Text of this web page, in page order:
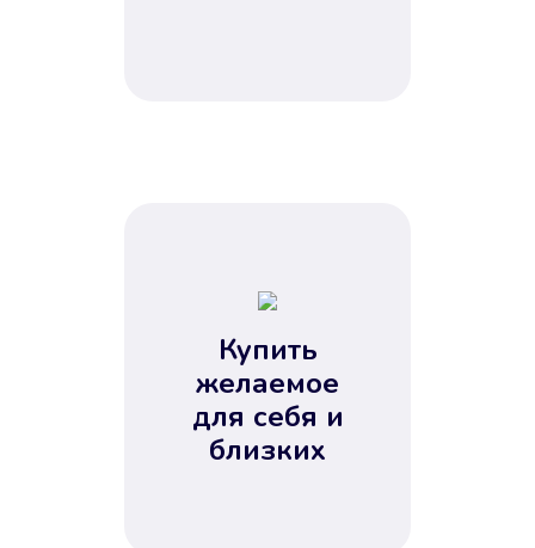
Купить
желаемое
для себя и
близких